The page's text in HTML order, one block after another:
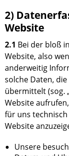
2)
Website
2.1 Bei der bloß
Website, also
anderweitig
solche Daten,
übermittelt (sog.
Website
für uns
Website
Unsere